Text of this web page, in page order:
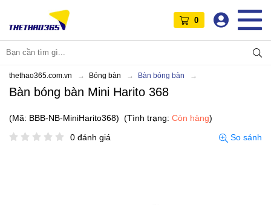
0
thethao365.com.vn Bóng bàn Bàn bóng bàn
Bàn bóng bàn Mini Harito 368
(Mã: BBB-NB-MiniHarito368) (Tình trạng: Còn hàng)
0 đánh giá
So sánh